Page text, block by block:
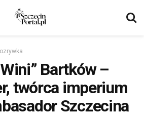
Bartków –
twórca imperium
Szczecina